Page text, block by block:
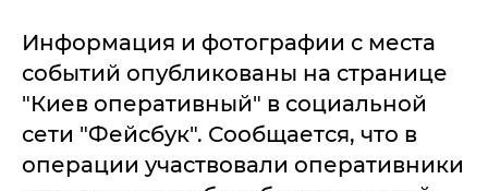
Информация и фотографии с места
событий опубликованы на странице
"Киев оперативный" в социальной
сети "Фейсбук". Сообщается, что в
операции участвовали оперативники